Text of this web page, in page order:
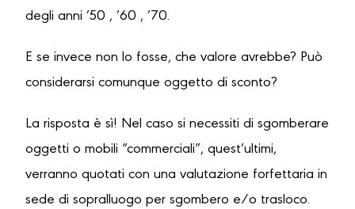
degli anni ’50 , ’60 , ’70.
E se invece non lo fosse, che valore avrebbe? Può
considerarsi comunque oggetto di sconto?
La risposta è sì! Nel caso si necessiti di sgomberare
oggetti o mobili “commerciali”, quest’ultimi,
verranno quotati con una valutazione forfettaria in
sede di sopralluogo per sgombero e/o trasloco.